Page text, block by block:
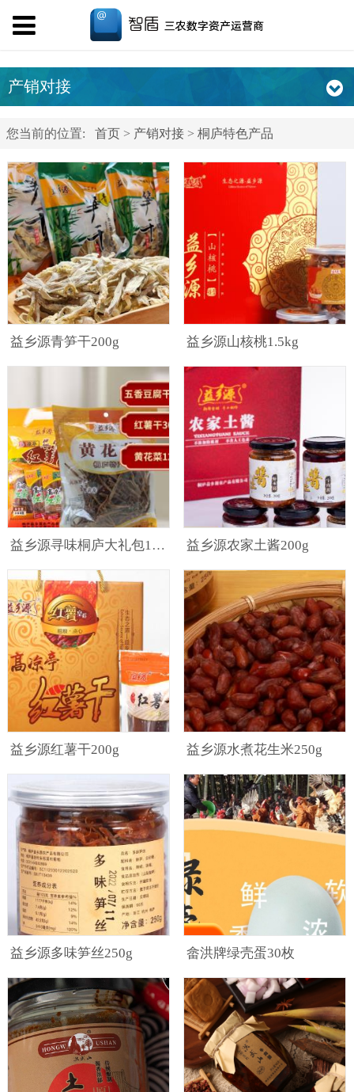
产销对接
您当前的位置: 首页> 产销对接> 桐庐特色产品
益乡源青笋干200g 益乡源山核桃1.5kg
益乡源寻味桐庐大礼包1186g 益乡源农家土酱200g
益乡源红薯干200g 益乡源水煮花生米250g
益乡源多味笋丝250g 畲洪牌绿壳蛋30枚